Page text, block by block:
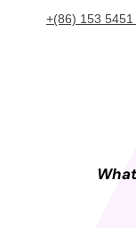
+(86) 153 5451